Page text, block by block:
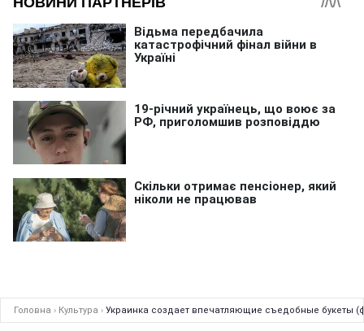
Головна › Культура › Украинка создает впечатляющие съедобные букеты